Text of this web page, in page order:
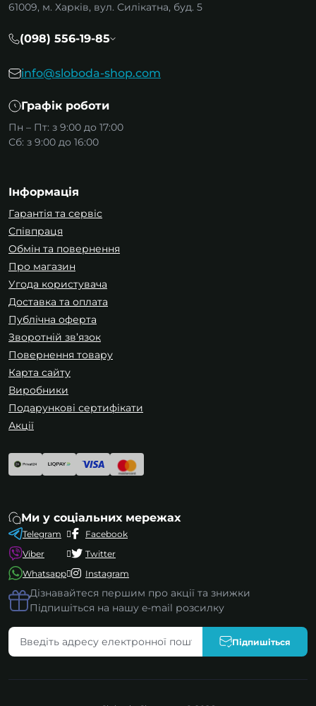
61009, м. Харків, вул. Силікатна, буд. 5
(098) 556-19-85
info@sloboda-shop.com
Графік роботи
Пн – Пт: з 9:00 до 17:00
Сб: з 9:00 до 16:00
Інформація
Гарантія та сервіс
Співпраця
Обмін та повернення
Про магазин
Угода користувача
Доставка та оплата
Публічна оферта
Зворотній зв’язок
Повернення товару
Карта сайту
Виробники
Подарункові сертифікати
Акції
Ми у соціальних мережах
Telegram
Viber
Whatsapp
Facebook
Twitter
Instagram
Дізнавайтеся першим про акції та знижки
Підпишіться на нашу e-mail розсилку
Підпишіться